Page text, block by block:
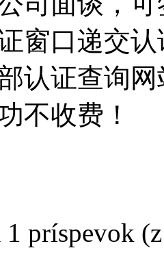
窗口递交认
认证查询
不收费！
1 príspevok